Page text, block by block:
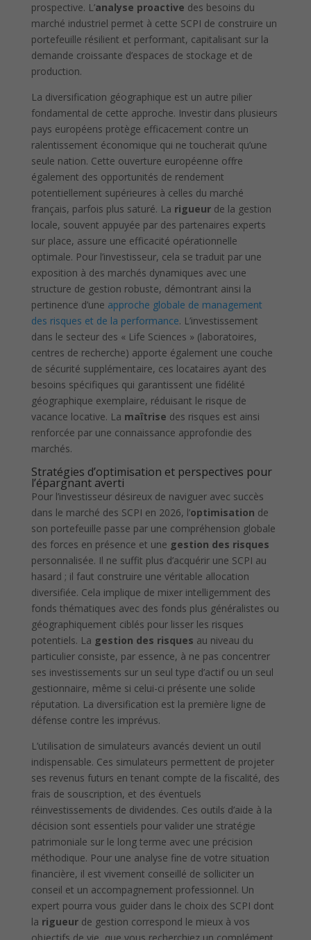
prospective. L’analyse proactive des besoins du
marché industriel permet à cette SCPI de construire un
portefeuille résilient et performant, capitalisant sur la
demande croissante d’espaces de stockage et de
production.
La diversification géographique est un autre pilier
fondamental de cette approche. Investir dans plusieurs
pays européens protège efficacement contre un
ralentissement économique qui ne toucherait qu’une
seule nation. Cette ouverture européenne offre
également des opportunités de rendement
potentiellement supérieures à celles du marché
français, parfois plus saturé. La rigueurde la gestion
locale, souvent appuyée par des partenaires experts
sur place, assure une efficacité opérationnelle
optimale. Pour l’investisseur, cela se traduit par une
exposition à des marchés dynamiques avec une
structure de gestion robuste, démontrant ainsi la
pertinence d’une approche globale de management
des risques et de la performance. L’investissement
dans le secteur des « Life Sciences » (laboratoires,
centres de recherche) apporte également une couche
de sécurité supplémentaire, ces locataires ayant des
besoins spécifiques qui garantissent une fidélité
géographique exemplaire, réduisant le risque de
vacance locative. La maîtrise des risques est ainsi
renforcée par une connaissance approfondie des
marchés.
Stratégies d’optimisation et perspectives pour
l’épargnant averti
Pour l’investisseur désireux de naviguer avec succès
dans le marché des SCPI en 2026, l’optimisation de
son portefeuille passe par une compréhension globale
des forces en présence et une gestion des risques
personnalisée. Il ne suffit plus d’acquérir une SCPI au
hasard ; il faut construire une véritable allocation
diversifiée. Cela implique de mixer intelligemment des
fonds thématiques avec des fonds plus généralistes ou
géographiquement ciblés pour lisser les risques
potentiels. La gestion des risques au niveau du
particulier consiste, par essence, à ne pas concentrer
ses investissements sur un seul type d’actif ou un seul
gestionnaire, même si celui-ci présente une solide
réputation. La diversification est la première ligne de
défense contre les imprévus.
L’utilisation de simulateurs avancés devient un outil
indispensable. Ces simulateurs permettent de projeter
ses revenus futurs en tenant compte de la fiscalité, des
frais de souscription, et des éventuels
réinvestissements de dividendes. Ces outils d’aide à la
décision sont essentiels pour valider une stratégie
patrimoniale sur le long terme avec une précision
méthodique. Pour une analyse fine de votre situation
financière, il est vivement conseillé de solliciter un
conseil et un accompagnement professionnel. Un
expert pourra vous guider dans le choix des SCPI dont
la rigueurde gestion correspond le mieux à vos